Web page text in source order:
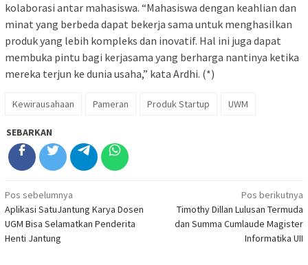
kolaborasi antar mahasiswa. “Mahasiswa dengan keahlian dan
minat yang berbeda dapat bekerja sama untuk menghasilkan
produk yang lebih kompleks dan inovatif. Hal ini juga dapat
membuka pintu bagi kerjasama yang berharga nantinya ketika
mereka terjun ke dunia usaha,” kata Ardhi. (*)
Kewirausahaan Pameran Produk Startup UWM
SEBARKAN
Navigasi
pos
Pos sebelumnya
Aplikasi SatuJantung Karya Dosen
UGM Bisa Selamatkan Penderita
Henti Jantung
Pos berikutnya
Timothy Dillan Lulusan Termuda
dan Summa Cumlaude Magister
Informatika UII